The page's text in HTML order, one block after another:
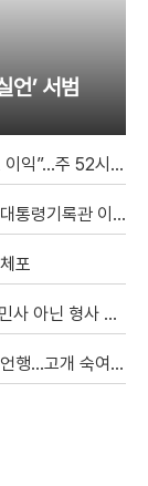
언’ 서범
주 52시간 이견
령기록관 이관”
포
벌 원해” [자막뉴스]
고개 숙여 사과”